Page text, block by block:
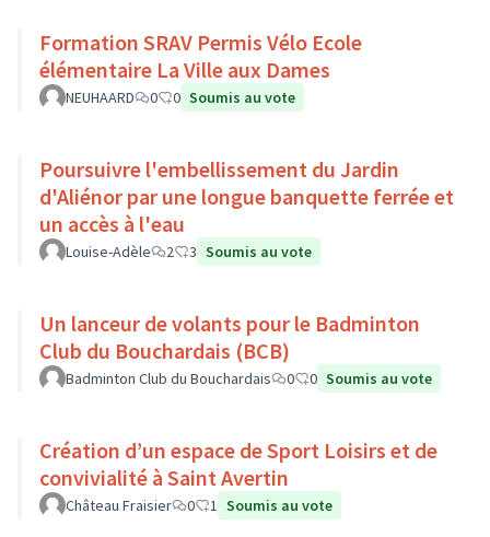
Formation SRAV Permis Vélo Ecole
élémentaire La Ville aux Dames
NEUHAARD 0 0 Soumis au vote
Poursuivre l'embellissement du Jardin
d'Aliénor par une longue banquette ferrée et
un accès à l'eau
Louise-Adèle 2 3 Soumis au vote
Un lanceur de volants pour le Badminton
Club du Bouchardais (BCB)
Badminton Club du Bouchardais 0 0 Soumis au vote
Création d’un espace de Sport Loisirs et de
convivialité à Saint Avertin
Château Fraisier 0 1 Soumis au vote